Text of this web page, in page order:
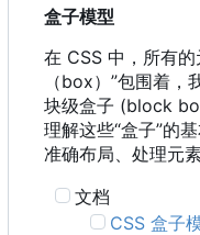
盒子模型
在 CSS 中 ， 所有
（box） ”包围着 ，
块级盒子 (block
理解这些“盒子”的
准确布局、处理元
文档
CSS 盒子